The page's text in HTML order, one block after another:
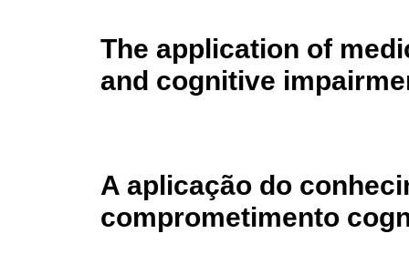
The application of
and cognitive
A aplicação do
comprometimento